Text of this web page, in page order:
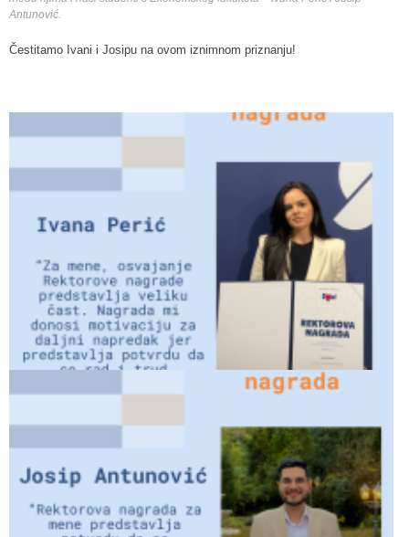
Antunović.
Čestitamo Ivani i Josipu na ovom iznimnom priznanju!